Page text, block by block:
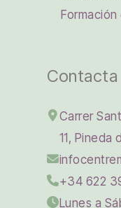
Contacta
Carrer
11, Pineda
+34 622
Lunes a